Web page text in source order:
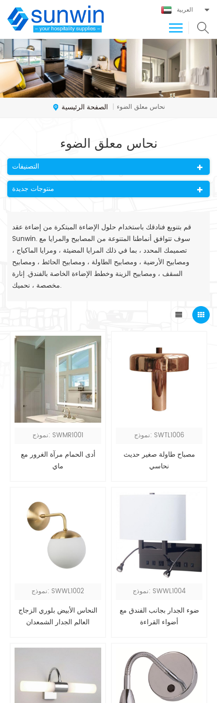
العربية
الصفحة الرئيسية | نحاس معلق الضوء
نحاس معلق الضوء
التصنيفات
منتوجات جديدة
قم بتنويع فنادقك باستخدام حلول الإضاءة المبتكرة من إضاءة عقد
Sunwin. سوف تتوافق أنماطنا المتنوعة من المصابيح والمرايا مع
تصميمك المحدد ، بما في ذلك المرايا المضيئة ، ومرايا الماكياج ،
ومصابيح الأرضية ، ومصابيح الطاولة ، ومصابيح الحائط ، ومصابيح
السقف ، ومصابيح الزينة وخطط الإضاءة الخاصة بالفندق. إنارة
مخصصة ، نحميك.
نموذج: SWMR1001
أدى الحمام مرآة الغرور مع
ماي
نموذج: SWTL1006
مصباح طاولة صغير حديث
نحاسي
نموذج: SWWL1002
النحاس الأبيض بلوري الزجاج
العالم الجدار الشمعدان
نموذج: SWWL1004
ضوء الجدار بجانب الفندق مع
أضواء القراءة